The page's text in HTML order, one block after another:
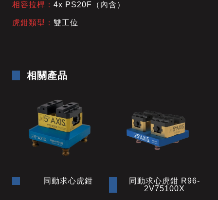
相容拉桿：4x PS20F（內含）
虎鉗類型：雙工位
相關產品
同動求心虎鉗
同動求心虎鉗 R96-
2V75100X